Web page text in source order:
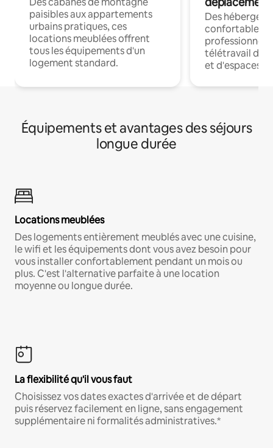
paisibles aux appartements
urbains pratiques, ces
locations meublées offrent
tous les équipements d'un
logement standard.
Des
confortables
professionnels
télétravail
et d'espaces
Équipements et avantages des séjours
longue durée
Locations meublées
Des logements entièrement meublés avec une cuisine,
le wifi et les équipements dont vous avez besoin pour
vous installer confortablement pendant un mois ou
plus. C'est l'alternative parfaite à une location
moyenne ou longue durée.
La flexibilité qu'il vous faut
Choisissez vos dates exactes d'arrivée et de départ
puis réservez facilement en ligne, sans engagement
supplémentaire ni formalités administratives.*